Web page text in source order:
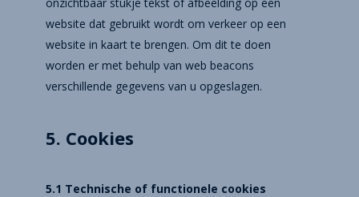
website dat gebruikt wordt om verkeer op een
website in kaart te brengen. Om dit te doen
worden er met behulp van web beacons
verschillende gegevens van u opgeslagen.
5. Cookies
5.1 Technische of functionele cookies